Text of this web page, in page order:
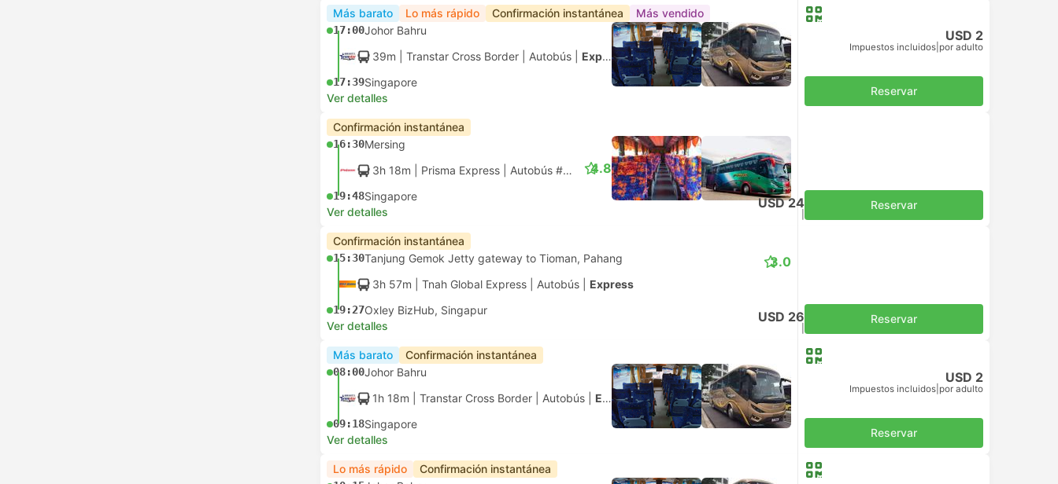
Más barato Lo más rápido Confirmación instantánea Más vendido
17:00Johor Bahru
39m | Transtar Cross Border Autobús Express
17:39Singapore
Ver detalles
USD 2
Impuestos incluidos por adulto
Reservar
Confirmación instantánea
16:30Mersing
3h 18m | Prisma Express Autobús #EXTRASIN |Express
19:48Singapore
4.8
Ver detalles
USD 24 Reservar
Confirmación instantánea
15:30Tanjung Gemok Jetty gateway to Tioman, Pahang
3h 57m | Tnah Global Express Autobús Express
19:27Oxley BizHub, Singapur
3.0
Ver detalles
USD 26 Reservar
Más barato Confirmación instantánea
08:00Johor Bahru
1h 18m | Transtar Cross Border Autobús Express
09:18Singapore
Ver detalles
USD 2
Impuestos incluidos por adulto
Reservar
Lo más rápido Confirmación instantánea